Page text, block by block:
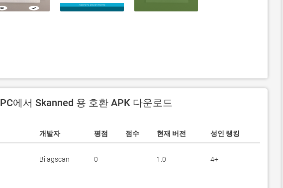
PC에서 Skanned 용 호환 APK 다운로드
개발자 평점 점수 현재 버전 성인 랭킹
Bilagscan 0 1.0 4+